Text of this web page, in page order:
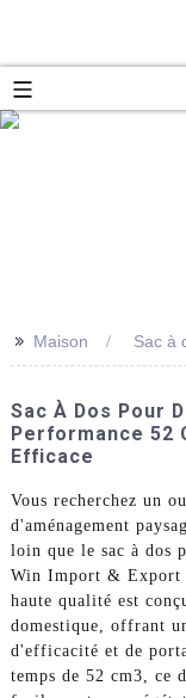
>> Maison Sac à
Sac À Dos Pour
Performance 52
Efficace
Vous recherchez un
d'aménagement
loin que le sac à dos
Win Import & Export
haute qualité est
domestique, offrant
d'efficacité et de
temps de 52 cm3, ce